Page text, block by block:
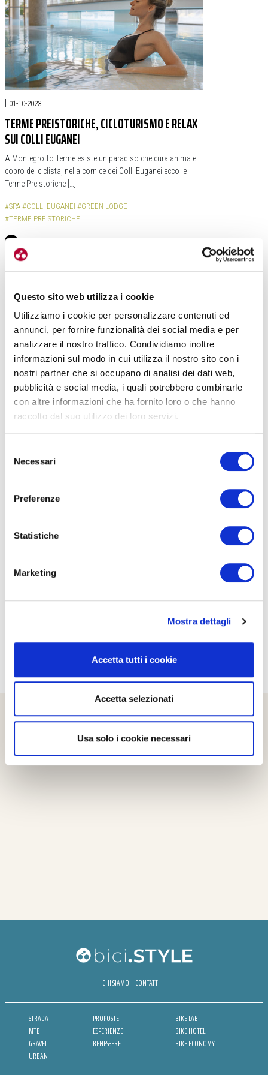
Questo sito web utilizza i cookie
Utilizziamo i cookie per personalizzare contenuti ed
annunci, per fornire funzionalità dei social media e per
analizzare il nostro traffico. Condividiamo inoltre
informazioni sul modo in cui utilizza il nostro sito con i
nostri partner che si occupano di analisi dei dati web,
pubblicità e social media, i quali potrebbero combinarle
con altre informazioni che ha fornito loro o che hanno
raccolto dal suo utilizzo dei loro servizi.
delNecessari
Preferenze
Statistiche
Marketing
Mostra dettagli
Accetta tutti i cookie
Accetta selezionati
Usa solo i cookie necessari
| 01-10-2023
TERME PREISTORICHE, CICLOTURISMO E RELAX
SUI COLLI EUGANEI
A Montegrotto Terme esiste un paradiso che cura anima e
copro del ciclista, nella cornice dei Colli Euganei ecco le
Terme Preistoriche […]
#SPA #COLLI EUGANEI #GREEN LODGE
#TERME PREISTORICHE
CHI SIAMO CONTATTI
STRADA
MTB
GRAVEL
URBAN
PROPOSTE
ESPERIENZE
BENESSERE
BIKE LAB
BIKE HOTEL
BIKE ECONOMY